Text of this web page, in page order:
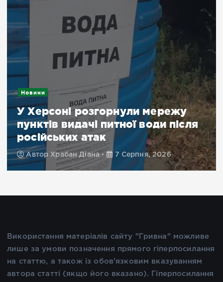
Новини
У Херсоні розгорнули мережу
пунктів видачі питної води після
російських атак
Автор Храбан Діана 7 Серпня, 2026
Використання матеріалів сайту "Гривна" можливе
лише за умови позначення прямого гіперпосилання
на статтю, а також із обов'язковим вказуванням
автора статті (якщо його вказано). Гіперпосилання